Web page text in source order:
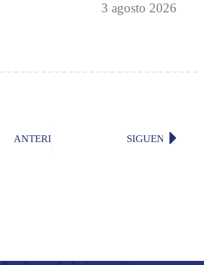
3 agosto 2026
ANTERIOR «Esta noche» (Miguel Ángel León)
SIGUENTE«¡Es